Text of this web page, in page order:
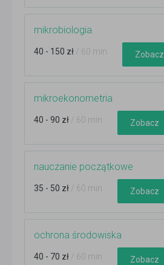
mikrobiologia
40 - 150 zł / 60 min Zobacz
mikroekonometria
40 - 90 zł / 60 min Zobacz
nauczanie początkowe
35 - 50 zł / 60 min Zobacz
ochrona środowiska
40 - 70 zł / 60 min Zobacz